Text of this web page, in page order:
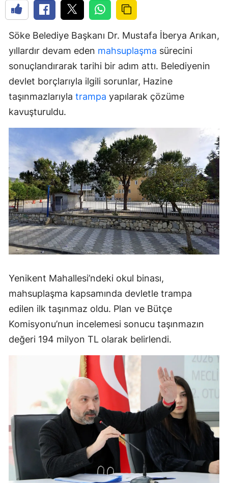
Söke Belediye Başkanı Dr. Mustafa İberya Arıkan,
yıllardır devam eden mahsuplaşma sürecini
sonuçlandırarak tarihi bir adım attı. Belediyenin
devlet borçlarıyla ilgili sorunlar, Hazine
taşınmazlarıyla trampa yapılarak çözüme
kavuşturuldu.
Yenikent Mahallesi’ndeki okul binası,
mahsuplaşma kapsamında devletle trampa
edilen ilk taşınmaz oldu. Plan ve Bütçe
Komisyonu’nun incelemesi sonucu taşınmazın
değeri 194 milyon TL olarak belirlendi.